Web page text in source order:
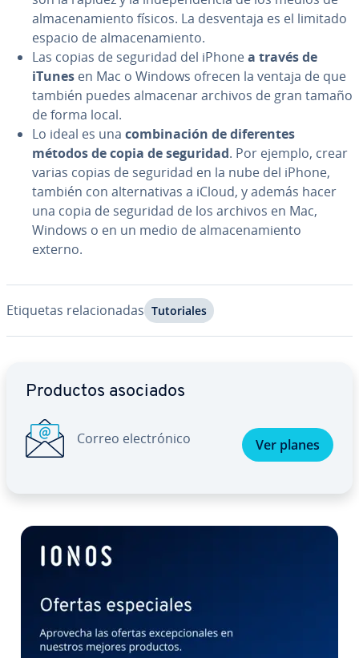
al­ma­ce­na­mie­n­to físicos. La de­s­ve­n­ta­ja es el limitado
espacio de al­ma­ce­na­mie­n­to.
Las copias de seguridad del iPhonea través de
iTunes en Mac o Windows ofrecen la ventaja de que
también puedes almacenar archivos de gran tamaño
de forma local.
Lo ideal es una co­m­bi­na­ción de di­fe­re­n­tes
métodos de copia de seguridad. Por ejemplo, crear
varias copias de seguridad en la nube del iPhone,
también con al­te­r­na­ti­vas a iCloud, y además hacer
una copia de seguridad de los archivos en Mac,
Windows o en un medio de al­ma­ce­na­mie­n­to
externo.
Etiquetas re­la­cio­na­das Tu­to­ria­les
Productos asociados
Correo ele­c­tró­ni­co Ver planes